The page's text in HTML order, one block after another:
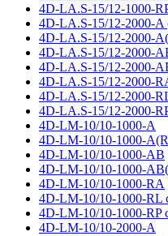
4D-LA.S-15/12-1000-
4D-LA.S-15/12-2000-A
4D-LA.S-15/12-2000-
4D-LA.S-15/12-2000-
4D-LA.S-15/12-2000-
4D-LA.S-15/12-2000-
4D-LA.S-15/12-2000-
4D-LA.S-15/12-2000-
4D-LM-10/10-1000-A
4D-LM-10/10-1000-
4D-LM-10/10-1000-AB
4D-LM-10/10-1000-
4D-LM-10/10-1000-RA
4D-LM-10/10-1000-RL
4D-LM-10/10-1000-RP
4D-LM-10/10-2000-A